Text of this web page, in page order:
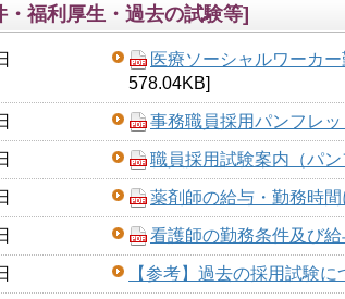
・福利厚生・過去の試験等]
医療ソーシャルワーカ
578.04KB]
事務職員採用パンフレッ
職員採用試験案内（パン
薬剤師の給与・勤務時間
看護師の勤務条件及び
【参考】過去の採用試験に